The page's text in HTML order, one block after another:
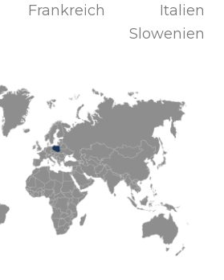
Frankreich
Italien
Slowenien